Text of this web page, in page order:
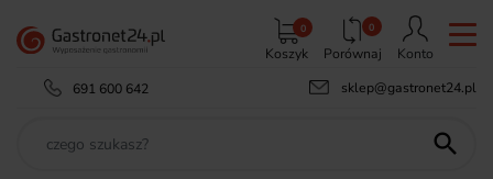
Koszyk
0 0
Porównaj
Konto
691 600 642
sklep@gastronet24.pl
